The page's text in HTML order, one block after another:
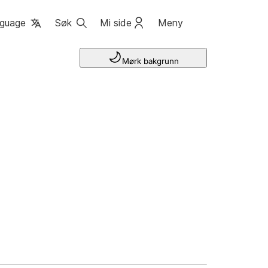
Søk Mi side Meny
Mørk bakgrunn